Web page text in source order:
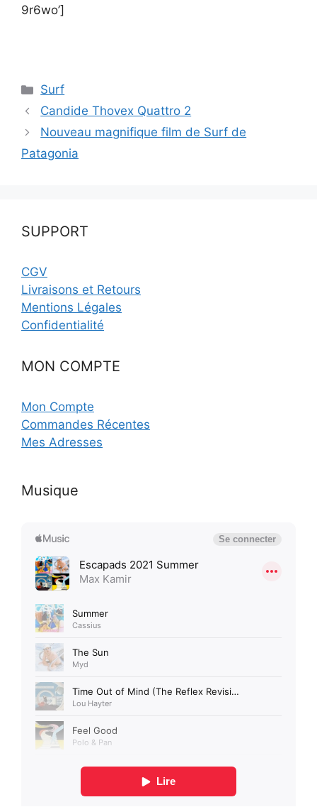
9r6wo’]
Catégories
Surf
Candide Thovex Quattro 2
Nouveau magnifique film de Surf de
Patagonia
SUPPORT
CGV
Livraisons et Retours
Mentions Légales
Confidentialité
MON COMPTE
Mon Compte
Commandes Récentes
Mes Adresses
Musique